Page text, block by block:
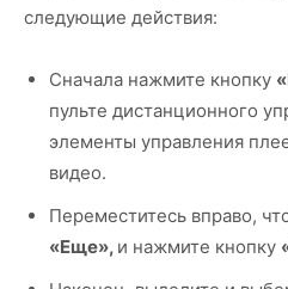
следующие действия:
Сначала нажмите кнопку
пульте дистанционного
элементы управления
видео.
Переместитесь вправо,
«Еще», и нажмите кнопку